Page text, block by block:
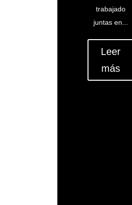
trabajado
juntas en...
Leer
más